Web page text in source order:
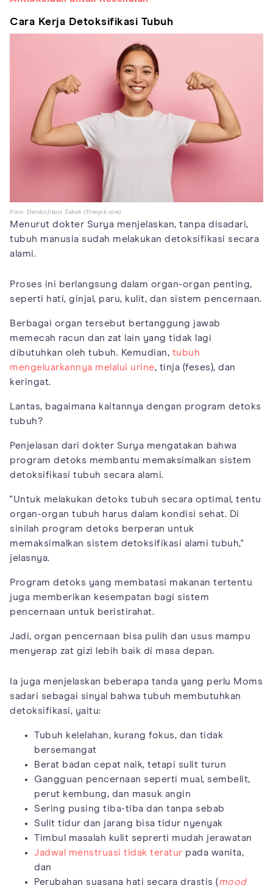
Cara Kerja Detoksifikasi Tubuh
Foto: Detoksifikasi Tubuh (Freepik.com)
Menurut dokter Surya menjelaskan, tanpa disadari,
tubuh manusia sudah melakukan detoksifikasi secara
alami.
Proses ini berlangsung dalam organ-organ penting,
seperti hati, ginjal, paru, kulit, dan sistem pencernaan.
Berbagai organ tersebut bertanggung jawab
memecah racun dan zat lain yang tidak lagi
dibutuhkan oleh tubuh. Kemudian, tubuh
mengeluarkannya melalui urine, tinja (feses), dan
keringat.
Lantas, bagaimana kaitannya dengan program detoks
tubuh?
Penjelasan dari dokter Surya mengatakan bahwa
program detoks membantu memaksimalkan sistem
detoksifikasi tubuh secara alami.
"Untuk melakukan detoks tubuh secara optimal, tentu
organ-organ tubuh harus dalam kondisi sehat. Di
sinilah program detoks berperan untuk
memaksimalkan sistem detoksifikasi alami tubuh,"
jelasnya.
Program detoks yang membatasi makanan tertentu
juga memberikan kesempatan bagi sistem
pencernaan untuk beristirahat.
Jadi, organ pencernaan bisa pulih dan usus mampu
menyerap zat gizi lebih baik di masa depan.
Ia juga menjelaskan beberapa tanda yang perlu Moms
sadari sebagai sinyal bahwa tubuh membutuhkan
detoksifikasi, yaitu:
Tubuh kelelahan, kurang fokus, dan tidak
bersemangat
Berat badan cepat naik, tetapi sulit turun
Gangguan pencernaan seperti mual, sembelit,
perut kembung, dan masuk angin
Sering pusing tiba-tiba dan tanpa sebab
Sulit tidur dan jarang bisa tidur nyenyak
Timbul masalah kulit seprerti mudah jerawatan
Jadwal menstruasi tidak teratur pada wanita,
dan
Perubahan suasana hati secara drastis (mood